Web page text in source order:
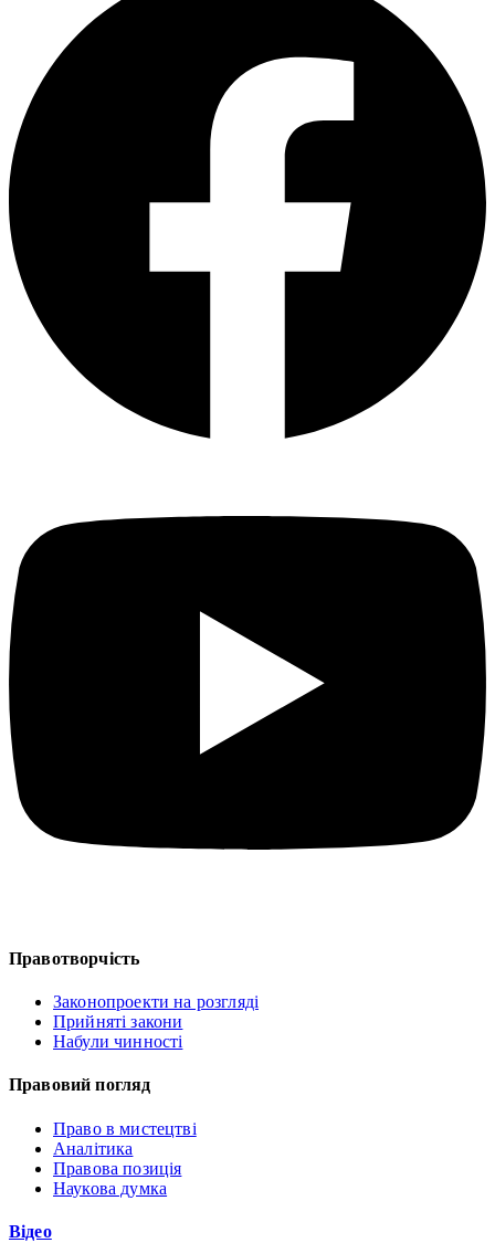
Правотворчість
Законопроекти на розгляді
Прийняті закони
Набули чинності
Правовий погляд
Право в мистецтві
Аналітика
Правова позиція
Наукова думка
Відео